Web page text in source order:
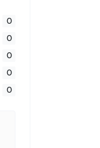
0
0
0
0
0